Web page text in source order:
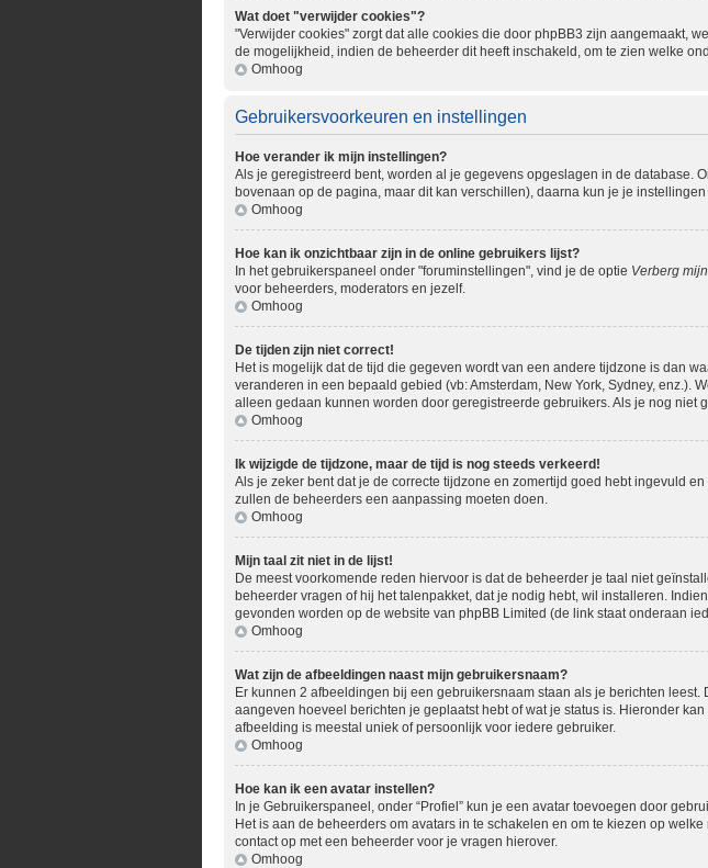
Wat doet "verwijder cookies"?
"Verwijder cookies" zorgt dat alle cookies die door phpBB3 zijn aangemaakt,
de mogelijkheid, indien de beheerder dit heeft inschakeld, om te zien welke
Omhoog
Gebruikersvoorkeuren en instellingen
Hoe verander ik mijn instellingen?
Als je geregistreerd bent, worden al je gegevens opgeslagen in de database.
bovenaan op de pagina, maar dit kan verschillen), daarna kun je je
Omhoog
Hoe kan ik onzichtbaar zijn in de online gebruikers lijst?
In het gebruikerspaneel onder "foruminstellingen", vind je de optie Verberg
voor beheerders, moderators en jezelf.
Omhoog
De tijden zijn niet correct!
Het is mogelijk dat de tijd die gegeven wordt van een andere tijdzone is dan
veranderen in een bepaald gebied (vb: Amsterdam, New York, Sydney, enz.).
alleen gedaan kunnen worden door geregistreerde gebruikers. Als je nog niet
Omhoog
Ik wijzigde de tijdzone, maar de tijd is nog steeds verkeerd!
Als je zeker bent dat je de correcte tijdzone en zomertijd goed hebt ingevuld
zullen de beheerders een aanpassing moeten doen.
Omhoog
Mijn taal zit niet in de lijst!
De meest voorkomende reden hiervoor is dat de beheerder je taal niet
beheerder vragen of hij het talenpakket, dat je nodig hebt, wil installeren.
gevonden worden op de website van phpBB Limited (de link staat onderaan
Omhoog
Wat zijn de afbeeldingen naast mijn gebruikersnaam?
Er kunnen 2 afbeeldingen bij een gebruikersnaam staan als je berichten
aangeven hoeveel berichten je geplaatst hebt of wat je status is. Hieronder
afbeelding is meestal uniek of persoonlijk voor iedere gebruiker.
Omhoog
Hoe kan ik een avatar instellen?
In je Gebruikerspaneel, onder “Profiel” kun je een avatar toevoegen door
Het is aan de beheerders om avatars in te schakelen en om te kiezen op
contact op met een beheerder voor je vragen hierover.
Omhoog